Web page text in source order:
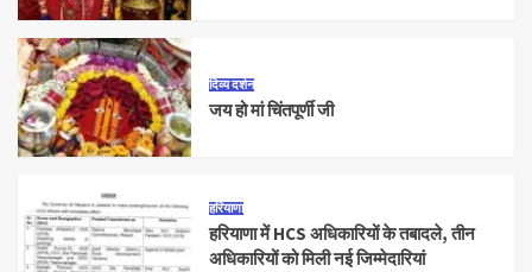
दिव्य दर्शन
जय हो मां चिंतपूर्णी जी
हरियाणा
हरियाणा में HCS अधिकारियों के तबादले, तीन
अधिकारियों को मिली नई जिम्मेदारियां